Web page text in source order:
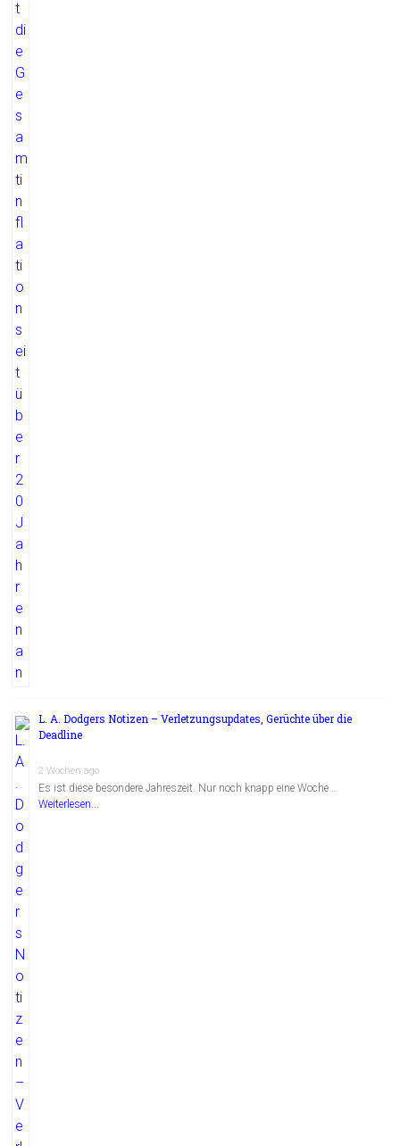
L. A. Dodgers Notizen – Verletzungsupdates, Gerüchte über die
Deadline
2 Wochen ago
Es ist diese besondere Jahreszeit. Nur noch knapp eine Woche …
Weiterlesen...